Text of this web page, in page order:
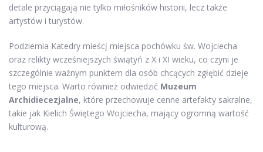
detale przyciągają nie tylko miłośników historii, lecz także
artystów i turystów.
Podziemia Katedry mieścį miejsca pochówku św. Wojciecha
oraz relikty wcześniejszych świątyń z X i XI wieku, co czyni je
szczególnie ważnym punktem dla osób chcących zgłębić dzieje
tego miejsca. Warto również odwiedzić Muzeum
Archidiecezjalne, które przechowuje cenne artefakty sakralne,
takie jak Kielich Świętego Wojciecha, mający ogromną wartość
kulturową.